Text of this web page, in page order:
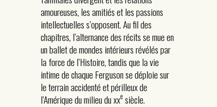
amoureuses, les amitiés et les passions
intellectuelles s’opposent. Au fil des
chapitres, l’alternance des récits se mue en
un ballet de mondes intérieurs révélés par
la force de l’Histoire, tandis que la vie
intime de chaque Ferguson se déploie sur
le terrain accidenté et périlleux de
l’Amérique du milieu du xxe siècle.